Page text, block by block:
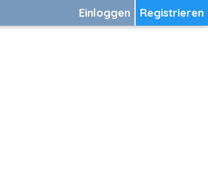
Registrieren
Einloggen